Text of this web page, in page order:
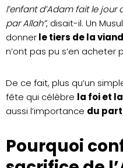
l’enfant d’Adam fait le
par Allah”, disait-il. Un
donnerle tiers de la
n’ont pas pu s’en acheter
De ce fait, plus qu’un
fête qui célèbre la foi et
aussi l’importance du
Pourquoi